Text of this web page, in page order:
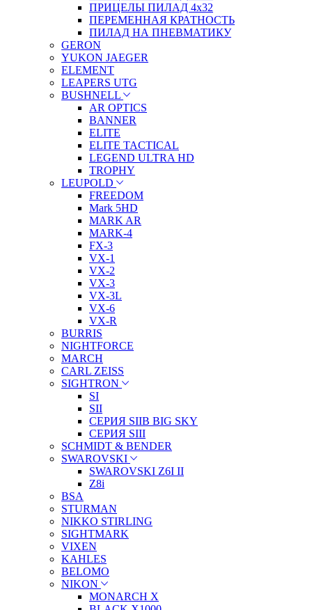
ПРИЦЕЛЫ ПИЛАД 4х32
ПЕРЕМЕННАЯ КРАТНОСТЬ
ПИЛАД НА ПНЕВМАТИКУ
GERON
YUKON JAEGER
ELEMENT
LEAPERS UTG
BUSHNELL
AR OPTICS
BANNER
ELITE
ELITE TACTICAL
LEGEND ULTRA HD
TROPHY
LEUPOLD
FREEDOM
Mark 5HD
MARK AR
MARK-4
FX-3
VX-1
VX-2
VX-3
VX-3L
VX-6
VX-R
BURRIS
NIGHTFORCE
MARCH
CARL ZEISS
SIGHTRON
SI
SII
СЕРИЯ SIIB BIG SKY
СЕРИЯ SIII
SCHMIDT & BENDER
SWAROVSKI
SWAROVSKI Z6I II
Z8i
BSA
STURMAN
NIKKO STIRLING
SIGHTMARK
VIXEN
KAHLES
BELOMO
NIKON
MONARCH X